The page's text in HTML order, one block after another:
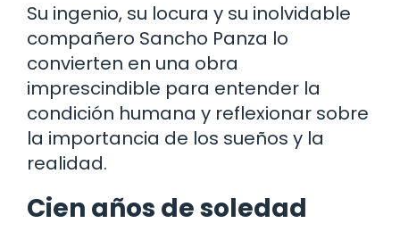
Su ingenio, su locura y su inolvidable
compañero Sancho Panza lo
convierten en una obra
imprescindible para entender la
condición humana y reflexionar sobre
la importancia de los sueños y la
realidad.
Cien años de soledad